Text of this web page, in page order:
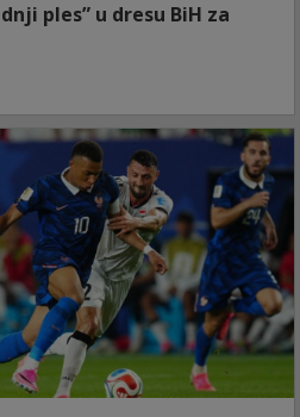
ples” u dresu BiH za